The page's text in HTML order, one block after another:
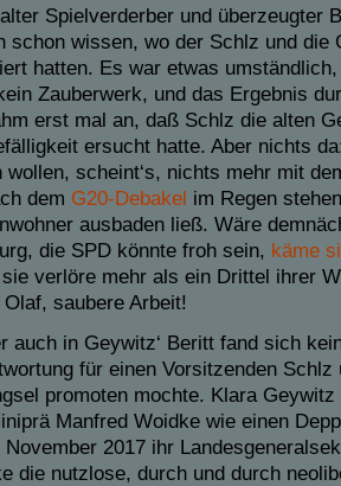
Spielverderber und überzeugter
schon wissen, wo der Schlz und die
hatten. Es war etwas
Zauberwerk, und das Ergebnis
erst mal an, daß Schlz die alten
ersucht hatte. Aber nichts
wollen, scheint‘s, nichts mehr mit
dem G20-Debakel im Regen
ausbaden ließ. Wäre
die SPD könnte froh sein, käme
verlöre mehr als ein Drittel ihrer
saubere Arbeit!
auch in Geywitz‘ Beritt fand sich
für einen Vorsitzenden Schlz
promoten mochte. Klara
Manfred Woidke wie einen
2017 ihr
die nutzlose, durch und durch